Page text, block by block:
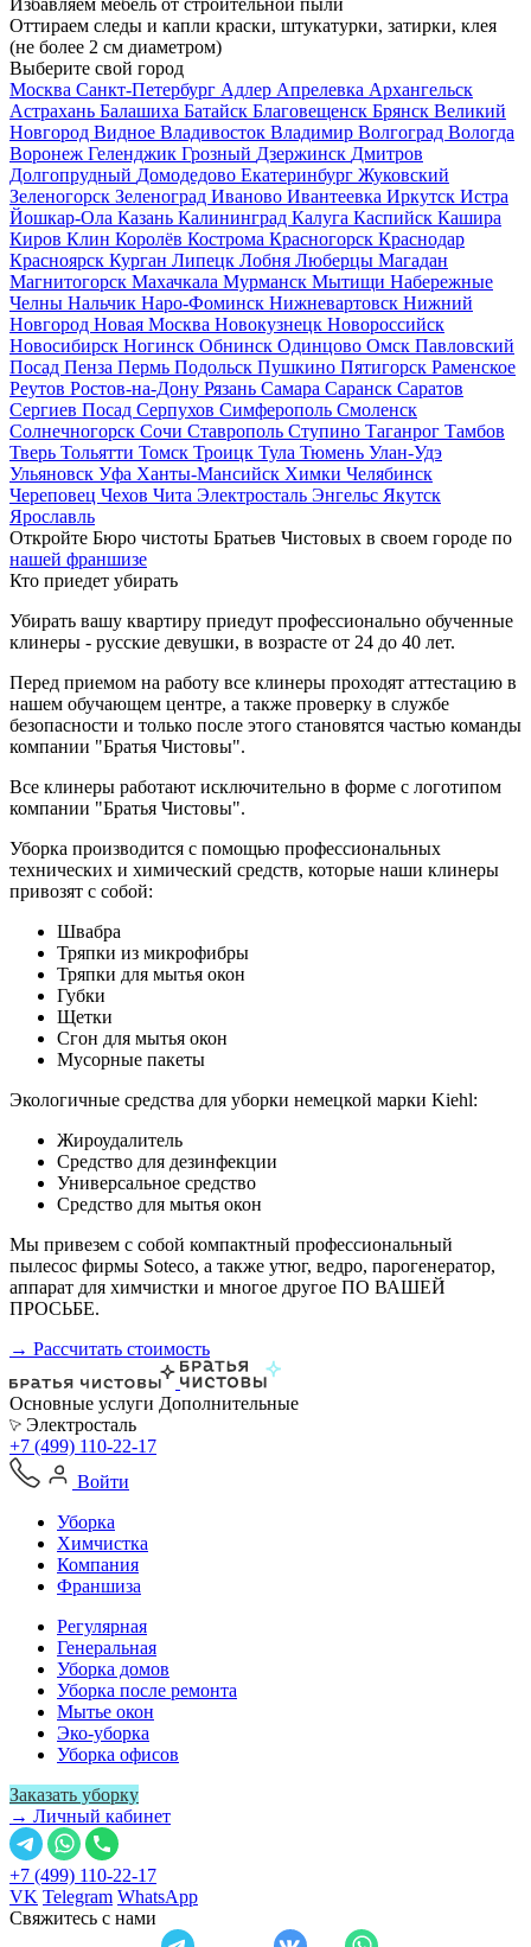
Избавляем мебель от строительной пыли
Оттираем следы и капли краски, штукатурки, затирки, клея
(не более 2 см диаметром)
Выберите свой город
Москва Санкт-Петербург Адлер Апрелевка Архангельск
Астрахань Балашиха Батайск Благовещенск Брянск Великий
Новгород Видное Владивосток Владимир Волгоград Вологда
Воронеж Геленджик Грозный Дзержинск Дмитров
Долгопрудный Домодедово Екатеринбург Жуковский
Зеленогорск Зеленоград Иваново Ивантеевка Иркутск Истра
Йошкар-Ола Казань Калининград Калуга Каспийск Кашира
Киров Клин Королёв Кострома Красногорск Краснодар
Красноярск Курган Липецк Лобня Люберцы Магадан
Магнитогорск Махачкала Мурманск Мытищи Набережные
Челны Нальчик Наро-Фоминск Нижневартовск Нижний
Новгород Новая Москва Новокузнецк Новороссийск
Новосибирск Ногинск Обнинск Одинцово Омск Павловский
Посад Пенза Пермь Подольск Пушкино Пятигорск Раменское
Реутов Ростов-на-Дону Рязань Самара Саранск Саратов
Сергиев Посад Серпухов Симферополь Смоленск
Солнечногорск Сочи Ставрополь Ступино Таганрог Тамбов
Тверь Тольятти Томск Троицк Тула Тюмень Улан-Удэ
Ульяновск Уфа Ханты-Мансийск Химки Челябинск
Череповец Чехов Чита Электросталь Энгельс Якутск
Ярославль
Откройте Бюро чистоты Братьев Чистовых в своем городе по
нашей франшизе
Кто приедет убирать
Убирать вашу квартиру приедут профессионально обученные
клинеры - русские девушки, в возрасте от 24 до 40 лет.
Перед приемом на работу все клинеры проходят аттестацию в
нашем обучающем центре, а также проверку в службе
безопасности и только после этого становятся частью команды
компании "Братья Чистовы".
Все клинеры работают исключительно в форме с логотипом
компании "Братья Чистовы".
Уборка производится с помощью профессиональных
технических и химический средств, которые наши клинеры
привозят с собой:
Швабра
Тряпки из микрофибры
Тряпки для мытья окон
Губки
Щетки
Сгон для мытья окон
Мусорные пакеты
Экологичные средства для уборки немецкой марки Kiehl:
Жироудалитель
Средство для дезинфекции
Универсальное средство
Средство для мытья окон
Мы привезем с собой компактный профессиональный
пылесос фирмы Soteco, а также утюг, ведро, парогенератор,
аппарат для химчистки и многое другое ПО ВАШЕЙ
ПРОСЬБЕ.
→ Рассчитать стоимость
Основные услуги Дополнительные
Электросталь
+7 (499) 110-22-17
Войти
Уборка
Химчистка
Компания
Франшиза
Регулярная
Генеральная
Уборка домов
Уборка после ремонта
Мытье окон
Эко-уборка
Уборка офисов
Заказать уборку
→ Личный кабинет
+7 (499) 110-22-17
VK Telegram WhatsApp
Свяжитесь с нами